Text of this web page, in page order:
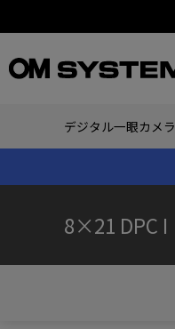
デジタル一眼カメラ
8×21 DPC I